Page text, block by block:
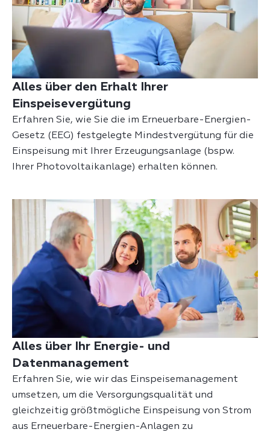
Alles über den Erhalt Ihrer
Einspeisevergütung
Erfahren Sie, wie Sie die im Erneuerbare-Energien-
Gesetz (EEG) festgelegte Mindestvergütung für die
Einspeisung mit Ihrer Erzeugungsanlage (bspw.
Ihrer Photovoltaikanlage) erhalten können.
Alles über Ihr Energie- und
Datenmanagement
Erfahren Sie, wie wir das Einspeisemanagement
umsetzen, um die Versorgungsqualität und
gleichzeitig größtmögliche Einspeisung von Strom
aus Erneuerbare-Energien-Anlagen zu